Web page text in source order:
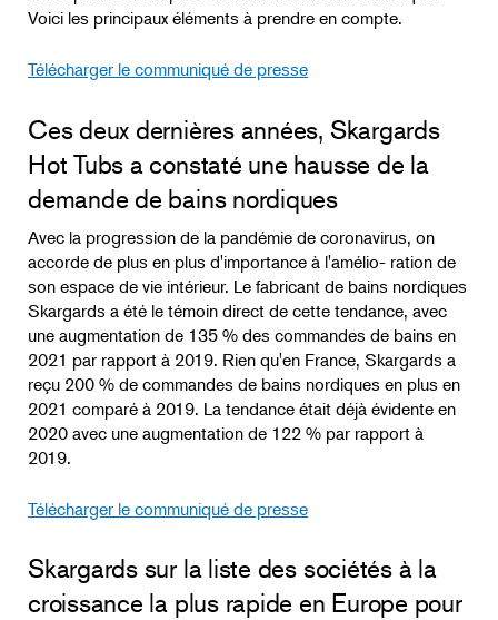
Voici les principaux éléments à prendre en compte.
Télécharger le communiqué de presse
Ces deux dernières années, Skargards
Hot Tubs a constaté une hausse de la
demande de bains nordiques
Avec la progression de la pandémie de coronavirus, on
accorde de plus en plus d'importance à l'amélio- ration de
son espace de vie intérieur. Le fabricant de bains nordiques
Skargards a été le témoin direct de cette tendance, avec
une augmentation de 135 % des commandes de bains en
2021 par rapport à 2019. Rien qu'en France, Skargards a
reçu 200 % de commandes de bains nordiques en plus en
2021 comparé à 2019. La tendance était déjà évidente en
2020 avec une augmentation de 122 % par rapport à
2019.
Télécharger le communiqué de presse
Skargards sur la liste des sociétés à la
croissance la plus rapide en Europe pour